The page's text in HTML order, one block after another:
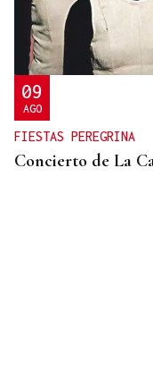
09
AGO
FIESTAS PEREGRINA
Concierto de La